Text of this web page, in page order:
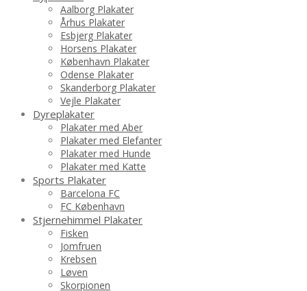
Aalborg Plakater
Århus Plakater
Esbjerg Plakater
Horsens Plakater
København Plakater
Odense Plakater
Skanderborg Plakater
Vejle Plakater
Dyreplakater
Plakater med Aber
Plakater med Elefanter
Plakater med Hunde
Plakater med Katte
Sports Plakater
Barcelona FC
FC København
Stjernehimmel Plakater
Fisken
Jomfruen
Krebsen
Løven
Skorpionen